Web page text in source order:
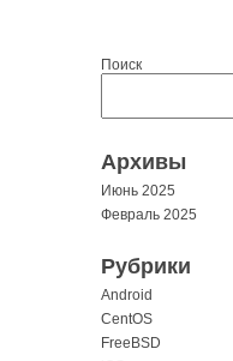
Поиск
Архивы
Июнь 2025
Февраль 2025
Рубрики
Android
CentOS
FreeBSD